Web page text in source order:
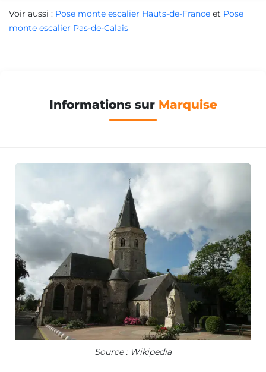
Voir aussi : Pose monte escalier Hauts-de-France et Pose
monte escalier Pas-de-Calais
Informations sur Marquise
Source : Wikipedia